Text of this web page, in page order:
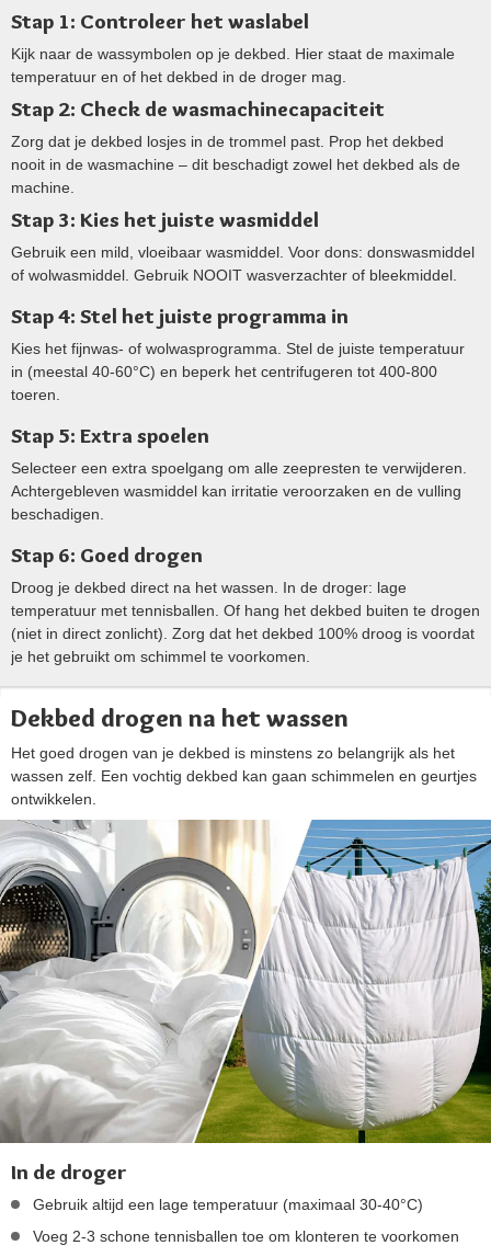
Stap 1: Controleer het waslabel
Kijk naar de wassymbolen op je dekbed. Hier staat de maximale
temperatuur en of het dekbed in de droger mag.
Stap 2: Check de wasmachinecapaciteit
Zorg dat je dekbed losjes in de trommel past. Prop het dekbed
nooit in de wasmachine – dit beschadigt zowel het dekbed als de
machine.
Stap 3: Kies het juiste wasmiddel
Gebruik een mild, vloeibaar wasmiddel. Voor dons: donswasmiddel
of wolwasmiddel. Gebruik NOOIT wasverzachter of bleekmiddel.
Stap 4: Stel het juiste programma in
Kies het fijnwas- of wolwasprogramma. Stel de juiste temperatuur
in (meestal 40-60°C) en beperk het centrifugeren tot 400-800
toeren.
Stap 5: Extra spoelen
Selecteer een extra spoelgang om alle zeepresten te verwijderen.
Achtergebleven wasmiddel kan irritatie veroorzaken en de vulling
beschadigen.
Stap 6: Goed drogen
Droog je dekbed direct na het wassen. In de droger: lage
temperatuur met tennisballen. Of hang het dekbed buiten te drogen
(niet in direct zonlicht). Zorg dat het dekbed 100% droog is voordat
je het gebruikt om schimmel te voorkomen.
Dekbed drogen na het wassen
Het goed drogen van je dekbed is minstens zo belangrijk als het
wassen zelf. Een vochtig dekbed kan gaan schimmelen en geurtjes
ontwikkelen.
In de droger
Gebruik altijd een lage temperatuur (maximaal 30-40°C)
Voeg 2-3 schone tennisballen toe om klonteren te voorkomen